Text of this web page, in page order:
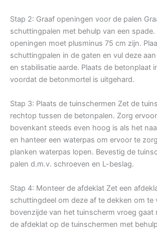
Stap 2: Graaf openingen voor de palen
schuttingpalen met behulp van een
openingen moet plusminus 75 cm zijn.
schuttingpalen in de gaten en vul deze
en stabilisatie aarde. Plaats de betonplaat
voordat de betonmortel is uitgehard.
Stap 3: Plaats de tuinschermen Zet de
rechtop tussen de betonpalen. Zorg
bovenkant steeds even hoog is als het
en hanteer een waterpas om ervoor te
planken waterpas lopen. Bevestig de
palen d.m.v. schroeven en L-beslag.
Stap 4: Monteer de afdeklat Zet een
schuttingdeel om deze af te dekken om te
bovenzijde van het tuinscherm vroeg gaat
de afdeklat op de tuinschermen met